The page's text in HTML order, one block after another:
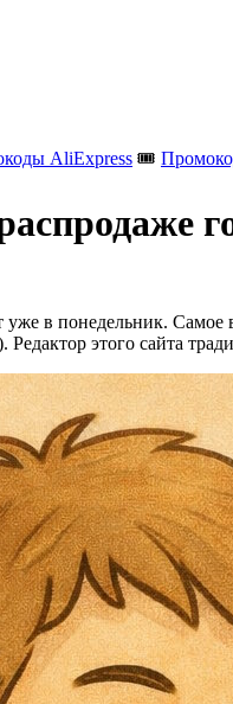
AliExpress 🎟️
в понедельник.
этого сайта